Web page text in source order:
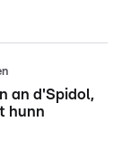
an d'Spidol,
hunn